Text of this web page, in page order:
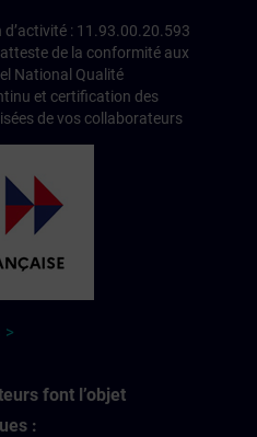
: 11.93.00.20.593
de la conformité aux
National Qualité
et certification des
de vos collaborateurs
>
font l’objet
: